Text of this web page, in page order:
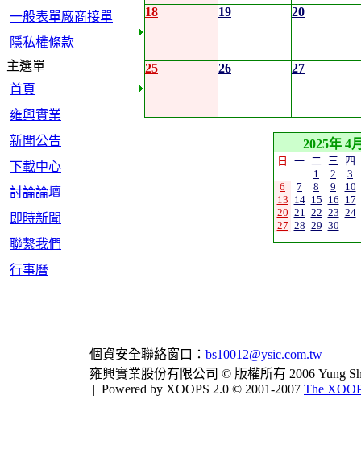
一般表單廠商接單
隱私權條款
主選單
首頁
雍興實業
新聞公告
下載中心
討論論壇
即時新聞
聯繫我們
行事曆
18 19 20
25 26 27
2025年 4
日 一 二 三
四
1
2
3
6
7 8 9
10
13 14 15 16 17
20 21 22 23 24
27 28 29 30
個資安全聯絡窗口： bs10012@ysic.com.tw
雍興實業股份有限公司 © 版權所有 2006 Yung
| Powered by XOOPS 2.0 © 2001-2007 The